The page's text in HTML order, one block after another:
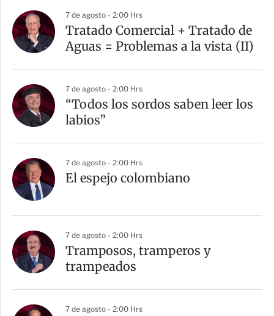
7 de agosto - 2:00 Hrs
Tratado Comercial + Tratado de
Aguas = Problemas a la vista (II)
7 de agosto - 2:00 Hrs
“Todos los sordos saben leer los
labios”
7 de agosto - 2:00 Hrs
El espejo colombiano
7 de agosto - 2:00 Hrs
Tramposos, tramperos y
trampeados
7 de agosto - 2:00 Hrs